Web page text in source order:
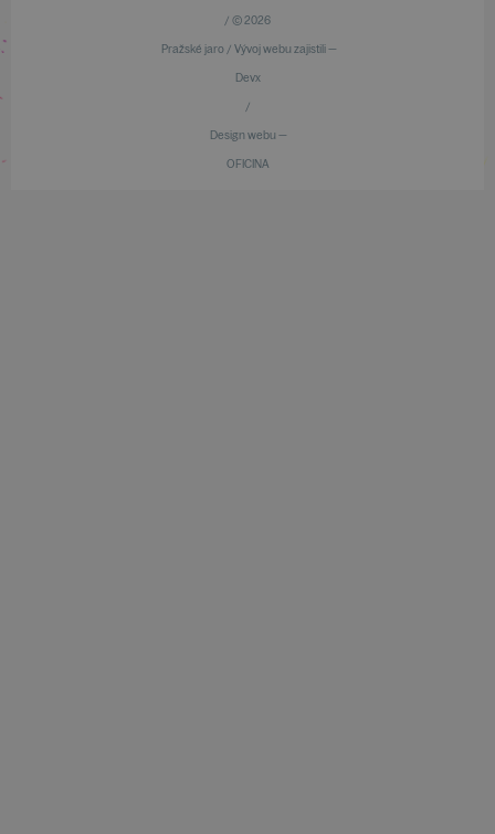
/ © 2026
Pražské jaro / Vývoj webu zajistili —
Devx
/
Design webu —
OFICINA